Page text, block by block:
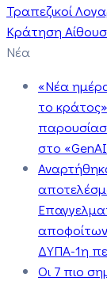
Τραπεζικοί
Κράτηση
Νέα
«Νέα
το
στο
ΔΥΠΑ-1η
Οι 7 πιο